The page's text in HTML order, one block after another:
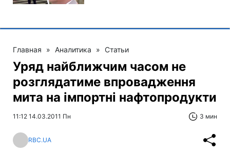
Главная » Аналитика » Статьи
Уряд найближчим часом не
розглядатиме впровадження
мита на імпортні нафтопродукти
11:12 14.03.2011 Пн 3 мин
RBC.UA